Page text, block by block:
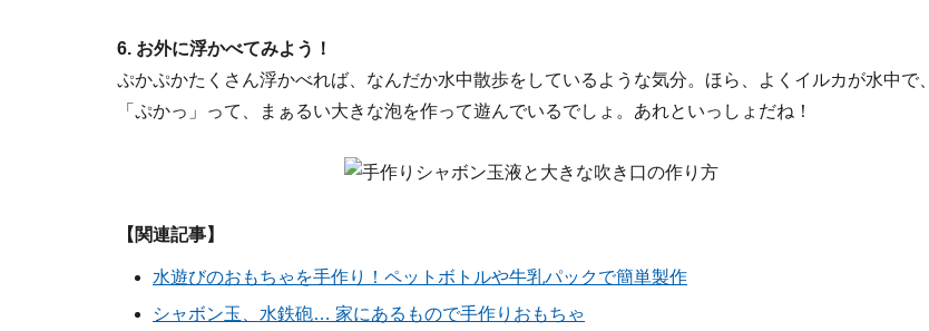
6. お外に浮かべてみよう！
ぷかぷかたくさん浮かべれば、なんだか水中散歩をしているような気分。ほら、よくイルカが水中で、
「ぷかっ」って、まぁるい大きな泡を作って遊んでいるでしょ。あれといっしょだね！
【関連記事】
水遊びのおもちゃを手作り！ペットボトルや牛乳パックで簡単製作
シャボン玉、水鉄砲… 家にあるもので手作りおもちゃ